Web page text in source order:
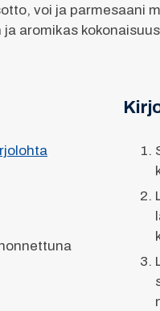
voi ja parmesaani
aromikas